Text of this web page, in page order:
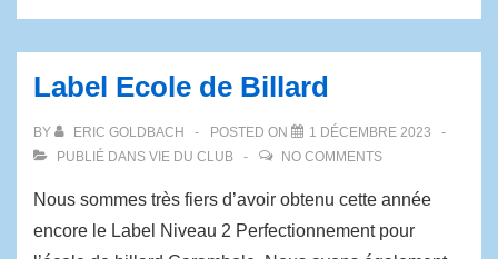
Label Ecole de Billard
BY ERIC GOLDBACH POSTED ON
1 DÉCEMBRE 2023
PUBLIÉ DANS VIE DU CLUB NO COMMENTS
Nous sommes très fiers d’avoir obtenu cette année
encore le Label Niveau 2 Perfectionnement pour